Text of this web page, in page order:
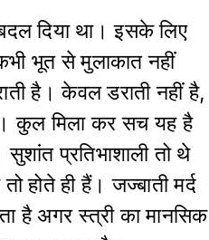
दिया था। इसके लिए
भूत से मुलाकात नहीं
है। केवल डराती नहीं है,
कुल मिला कर सच यह है
सुशांत प्रतिभाशाली तो थे
होते ही हैं। जज्बाती मर्द
है अगर स्त्री का मानसिक